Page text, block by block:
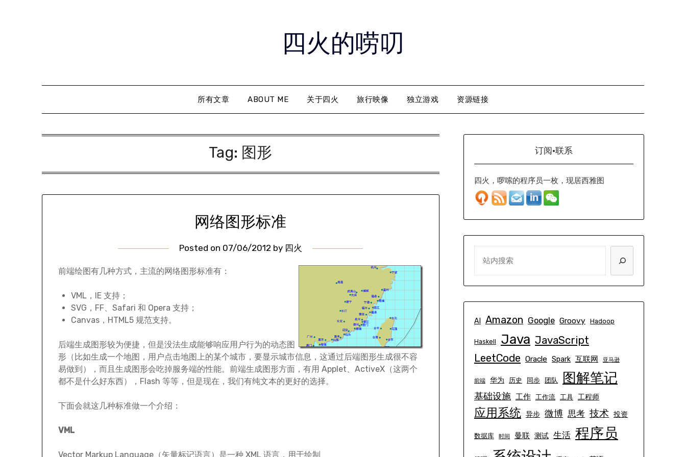
四火的唠叨
所有文章 ABOUT ME 关于四火 旅行映像 独立游戏 资源链接
Tag: 图形
网络图形标准
Posted on 07/06/2012 by 四火
前端绘图有几种方式，主流的网络图形标准有：
VML，IE 支持；
SVG，FF、Safari 和 Opera 支持；
Canvas，HTML5 规范支持。
后端生成图形较为便捷，但是没法生成能够响应用户行为的动态图
形（比如生成一个地图，用户点击地图上的某个城市，要显示城市信息，这通过后端图形生成很不容
易做到），而且生成图形会吃掉服务端的性能。前端生成图形方面，有用 Applet、ActiveX（这两个
都不是什么好东西），Flash 等等，但是现在，我们有纯文本的更好的选择。
下面会就这几种标准做一个介绍：
VML
Vector Markup Language（矢量标记语言）是一种 XML 语言，用于绘制
订阅·联系
四火，啰嗦的程序员一枚，现居西雅图
AI Amazon Google Groovy Hadoop
Haskell Java JavaScript
LeetCode Oracle Spark 互联网 亚马逊
前端 华为 历史 同步 团队 图解笔记
基础设施 工作 工作流 工具 工程师
应用系统 异步 微博 思考 技术 投资
数据库 时间 曼联 测试 生活 程序员